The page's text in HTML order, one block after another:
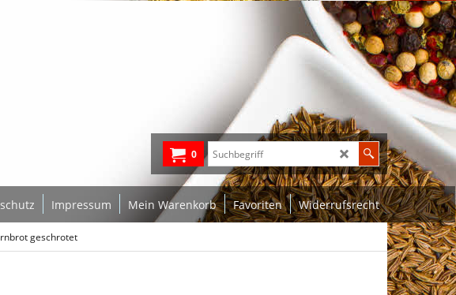
0
Impressum Mein Warenkorb Favoriten Widerrufsrecht
geschrotet